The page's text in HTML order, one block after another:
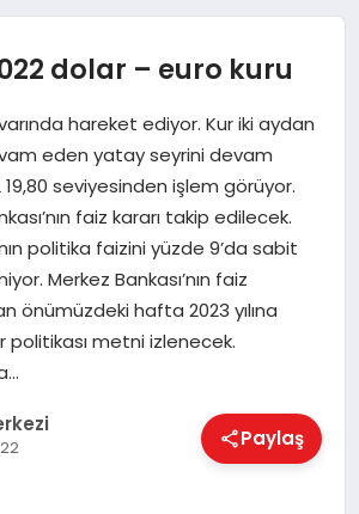
dolar – euro kuru
hareket ediyor. Kur iki aydan
eden yatay seyrini devam
seviyesinden işlem görüyor.
faiz kararı takip edilecek.
politika faizini yüzde 9’da sabit
Merkez Bankası’nın faiz
önümüzdeki hafta 2023 yılına
politikası metni izlenecek.
Paylaş